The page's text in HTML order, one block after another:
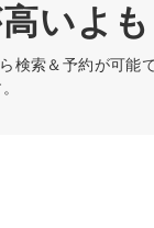
いよ
検索＆予約が可能